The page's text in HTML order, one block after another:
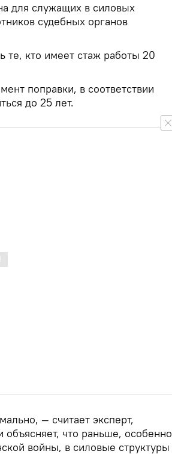
для служащих в силовых
судебных органов
те, кто имеет стаж работы 20
поправки, в соответствии
до 25 лет.
— считает эксперт,
что раньше, особенно
войны, в силовые структуры